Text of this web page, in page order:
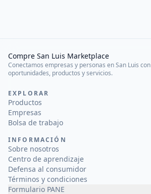
Compre San Luis Marketplace
Conectamos empresas y personas en San Luis con
oportunidades, productos y servicios.
EXPLORAR
Productos
Empresas
Bolsa de trabajo
INFORMACIÓN
Sobre nosotros
Centro de aprendizaje
Defensa al consumidor
Términos y condiciones
Formulario PANE